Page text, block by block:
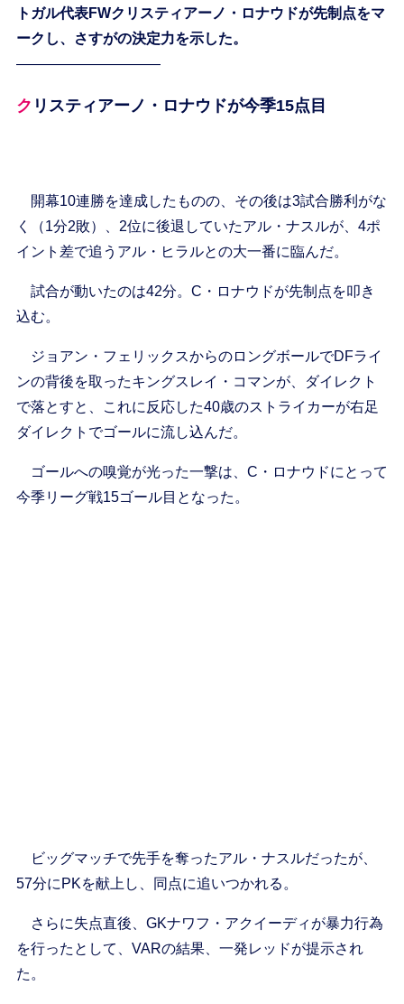
トガル代表FWクリスティアーノ・ロナウドが先制点をマ
ークし、さすがの決定力を示した。
——————————
クリスティアーノ・ロナウドが今季15点目
開幕10連勝を達成したものの、その後は3試合勝利がな
く（1分2敗）、2位に後退していたアル・ナスルが、4ポ
イント差で追うアル・ヒラルとの大一番に臨んだ。
試合が動いたのは42分。C・ロナウドが先制点を叩き
込む。
ジョアン・フェリックスからのロングボールでDFライ
ンの背後を取ったキングスレイ・コマンが、ダイレクト
で落とすと、これに反応した40歳のストライカーが右足
ダイレクトでゴールに流し込んだ。
ゴールへの嗅覚が光った一撃は、C・ロナウドにとって
今季リーグ戦15ゴール目となった。
ビッグマッチで先手を奪ったアル・ナスルだったが、
57分にPKを献上し、同点に追いつかれる。
さらに失点直後、GKナワフ・アクイーディが暴力行為
を行ったとして、VARの結果、一発レッドが提示され
た。